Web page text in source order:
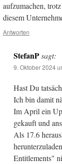
aufzumachen,
diesem
Antworten
StefanP sagt:
9. Oktober 2024
Hast Du
Ich bin damit
Im April ein
gekauft und
Als 17.6
Entitlements"